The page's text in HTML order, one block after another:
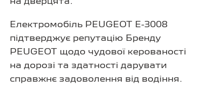
Електромобіль PEUGEOT E-3008
підтверджує репутацію Бренду
PEUGEOT щодо чудової керованості
на дорозі та здатності дарувати
справжнє задоволення від водіння.